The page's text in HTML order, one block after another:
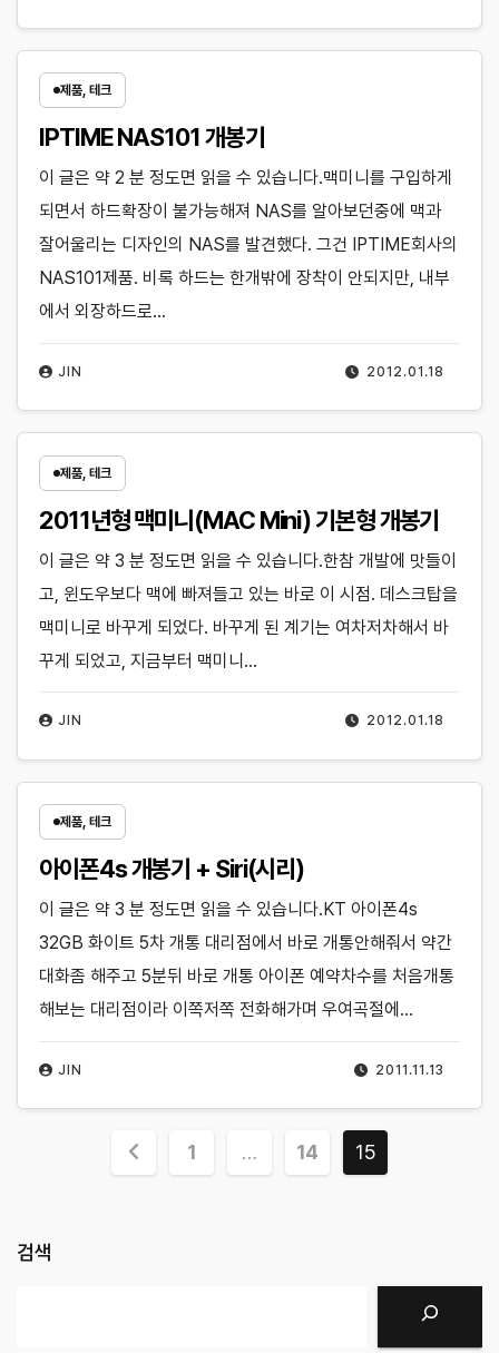
제품, 테크
IPTIME NAS101 개봉기
2012.01.18
JIN
이 글은 약 2 분 정도면 읽을 수 있습니다.맥미니를 구입하게
되면서 하드확장이 불가능해져 NAS를 알아보던중에 맥과
잘어울리는 디자인의 NAS를 발견했다. 그건 IPTIME회사의
NAS101제품. 비록 하드는 한개밖에 장착이 안되지만, 내부
에서 외장하드로…
제품, 테크
2011년형 맥미니(MAC Mini) 기본형 개봉기
2012.01.18
JIN
이 글은 약 3 분 정도면 읽을 수 있습니다.한참 개발에 맛들이
고, 윈도우보다 맥에 빠져들고 있는 바로 이 시점. 데스크탑을
맥미니로 바꾸게 되었다. 바꾸게 된 계기는 여차저차해서 바
꾸게 되었고, 지금부터 맥미니…
제품, 테크
아이폰4s 개봉기 + Siri(시리)
2011.11.13
JIN
이 글은 약 3 분 정도면 읽을 수 있습니다.KT 아이폰4s
32GB 화이트 5차 개통 대리점에서 바로 개통안해줘서 약간
대화좀 해주고 5분뒤 바로 개통 아이폰 예약차수를 처음개통
해보는 대리점이라 이쪽저쪽 전화해가며 우여곡절에…
글
1 … 14 15
검색